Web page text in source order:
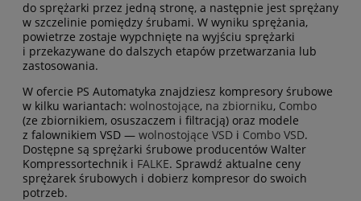
do sprężarki przez jedną stronę, a następnie jest sprężany
w szczelinie pomiędzy śrubami. W wyniku sprężania,
powietrze zostaje wypchnięte na wyjściu sprężarki
i przekazywane do dalszych etapów przetwarzania lub
zastosowania.
W ofercie PS Automatyka znajdziesz kompresory śrubowe
w kilku wariantach: wolnostojące, na zbiorniku, Combo
(ze zbiornikiem, osuszaczem i filtracją) oraz modele
z falownikiem VSD — wolnostojące VSD i Combo VSD.
Dostępne są sprężarki śrubowe producentów Walter
Kompressortechnik i FALKE. Sprawdź aktualne ceny
sprężarek śrubowych i dobierz kompresor do swoich
potrzeb.